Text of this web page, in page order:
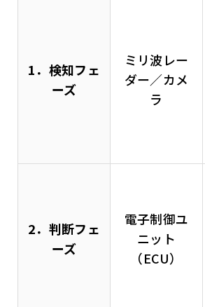
1．検知フェ
ーズ
ミリ波レー
ダー／カメ
ラ
2．判断フェ
ーズ
電子制御ユ
ニット
（ECU）